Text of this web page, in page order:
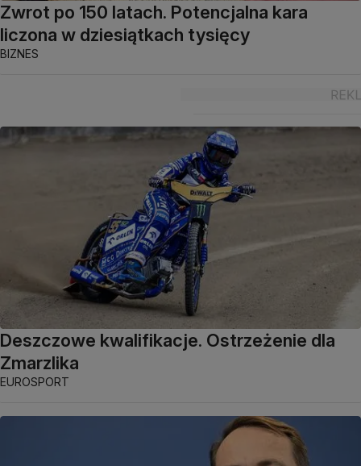
Zwrot po 150 latach. Potencjalna kara
liczona w dziesiątkach tysięcy
BIZNES
Deszczowe kwalifikacje. Ostrzeżenie dla
Zmarzlika
EUROSPORT